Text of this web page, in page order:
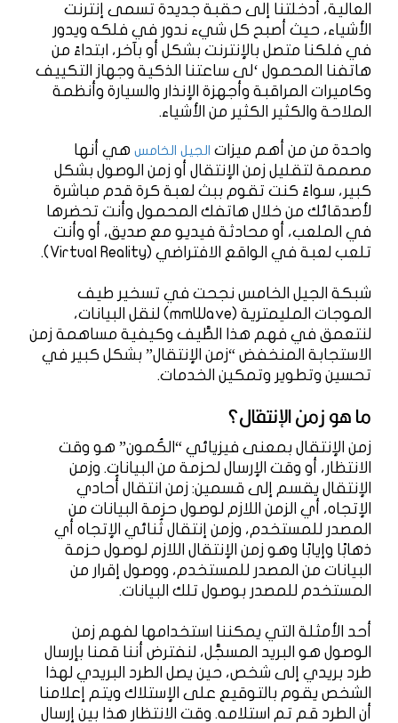
العالية، أدخلتنا إلى حقبة جديدة تسمى إنترنت
الأشياء، حيث أصبح كل شيء ندور في فلكه ويدور
في فلكنا متصل بالإنترنت بشكل أو بآخر، ابتداءً من
هاتفنا المحمول ‘لى ساعتنا الذكية وجهاز التكييف
وكاميرات المراقبة وأجهزة الإنذار والسيارة وأنظمة
الملاحة والكثير الكثير من الأشياء.
واحدة من من أهم ميزات الجيل الخامس هي أنها
مصممة لتقليل زمن الإنتقال أو زمن الوصول بشكل
كبير، سواءً كنت تقوم ببث لعبة كرة قدم مباشرة
لأصدقائك من خلال هاتفك المحمول وأنت تحضرها
في الملعب، أو محادثة فيديو مع صديق، أو وأنت
تلعب لعبة في الواقع الافتراضي (Virtual Reality).
شبكة الجيل الخامس نجحت في تسخير طيف
الموجات المليمترية (mmWave) لنقل البيانات،
لنتعمق في فهم هذا الطَّيف وكيفية مساهمة زمن
الاستجابة المنخفض “زمن الإنتقال” بشكل كبير في
تحسين وتطوير وتمكين الخدمات.
ما هو زمن الإنتقال؟
زمن الإنتقال بمعنى فيزيائي “الكُمون” هو وقت
الانتظار، أو وقت الإرسال لحزمة من البيانات. وزمن
الإنتقال يقسم إلى قسمين: زمن انتقال أُحادي
الإتجاه، أي الزمن اللازم لوصول حزمة البيانات من
المصدر للمستخدم، وزمن إنتقال ثُنائي الإتجاه أي
ذهابًا وإيابًا وهو زمن الإنتقال اللازم لوصول حزمة
البيانات من المصدر للمستخدم، ووصول إقرار من
المستخدم للمصدر بوصول تلك البيانات.
أحد الأمثلة التي يمكننا استخدامها لفهم زمن
الوصول هو البريد المسجَّل، لنفترض أننا قمنا بإرسال
طرد بريدي إلى شخص، حين يصل الطرد البريدي لهذا
الشخص يقوم بالتوقيع على الإستلاك ويتم إعلامنا
أن الطرد قم تم استلامه. وقت الانتظار هذا بين إرسال